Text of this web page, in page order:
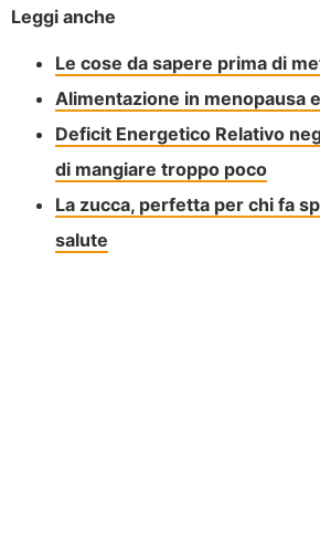
Leggi anche
Le cose da sapere prima di
Alimentazione in menopausa
Deficit Energetico Relativo
di mangiare troppo poco
La zucca, perfetta per chi fa
salute